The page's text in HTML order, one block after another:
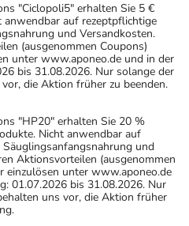
"Ciclopoli5" erhalten Sie 5 €
auf rezeptpflichtige
und Versandkosten.
(ausgenommen Coupons)
unter www.aponeo.de und in der
bis 31.08.2026. Nur solange der
die Aktion früher zu beenden.
"HP20" erhalten Sie 20 %
Nicht anwendbar auf
und
Aktionsvorteilen (ausgenommen
einzulösen unter www.aponeo.de
01.07.2026 bis 31.08.2026. Nur
uns vor, die Aktion früher